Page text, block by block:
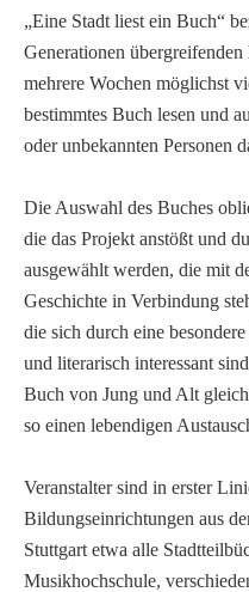
„Eine Stadt liest ein Buch“
Generationen
mehrere Wochen möglichst
bestimmtes Buch lesen und
oder unbekannten Personen
Die Auswahl des Buches
die das Projekt anstößt und
ausgewählt werden, die mit
Geschichte in Verbindung
die sich durch eine
und literarisch interessant
Buch von Jung und Alt
so einen lebendigen
Veranstalter sind in erster
Bildungseinrichtungen aus
Stuttgart etwa alle
Musikhochschule,